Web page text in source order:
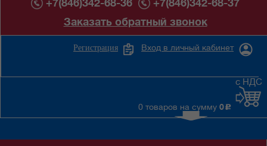
+7(846)342-68-36
+7(846)342-68-37
Заказать обратный звонок
Вход в личный кабинет
Регистрация
0 товаров на сумму 0 c
с НДС